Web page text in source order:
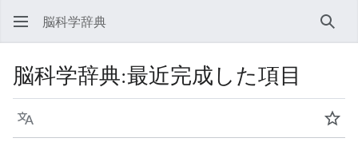
脳科学辞典 検索
脳科学辞典:最近完成した項目
言語
ウ